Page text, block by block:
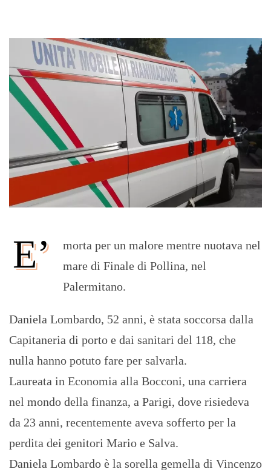
E’
morta per un malore mentre nuotava nel
mare di Finale di Pollina, nel
Palermitano.
Daniela Lombardo, 52 anni, è stata soccorsa dalla
Capitaneria di porto e dai sanitari del 118, che
nulla hanno potuto fare per salvarla.
Laureata in Economia alla Bocconi, una carriera
nel mondo della finanza, a Parigi, dove risiedeva
da 23 anni, recentemente aveva sofferto per la
perdita dei genitori Mario e Salva.
Daniela Lombardo è la sorella gemella di Vincenzo